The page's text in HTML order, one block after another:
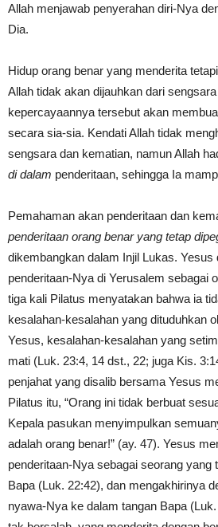
Allah menjawab penyerahan diri-Nya
Dia.
Hidup orang benar yang menderita
Allah tidak akan dijauhkan dari
kepercayaannya tersebut akan
secara sia-sia. Kendati Allah tidak
sengsara dan kematian, namun Allah
di dalam penderitaan, sehingga Ia
Pemahaman akan penderitaan dan
penderitaan orang benar yang tetap
dikembangkan dalam Injil Lukas. Yesus
penderitaan-Nya di Yerusalem sebagai
tiga kali Pilatus menyatakan bahwa ia
kesalahan-kesalahan yang dituduhkan
Yesus, kesalahan-kesalahan yang
mati (Luk. 23:4, 14 dst., 22; juga Kis.
penjahat yang disalib bersama Yesus
Pilatus itu, “Orang ini tidak berbuat
Kepala pasukan menyimpulkan
adalah orang benar!” (ay. 47). Yesus
penderitaan-Nya sebagai seorang yang
Bapa (Luk. 22:42), dan mengakhirinya
nyawa-Nya ke dalam tangan Bapa